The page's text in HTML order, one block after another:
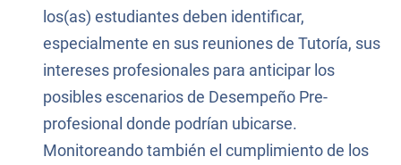
los(as) estudiantes deben identificar,
especialmente en sus reuniones de Tutoría, sus
intereses profesionales para anticipar los
posibles escenarios de Desempeño Pre-
profesional donde podrían ubicarse.
Monitoreando también el cumplimiento de los